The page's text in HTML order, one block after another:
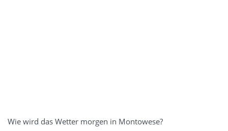
Wie wird das Wetter morgen in Montowese?